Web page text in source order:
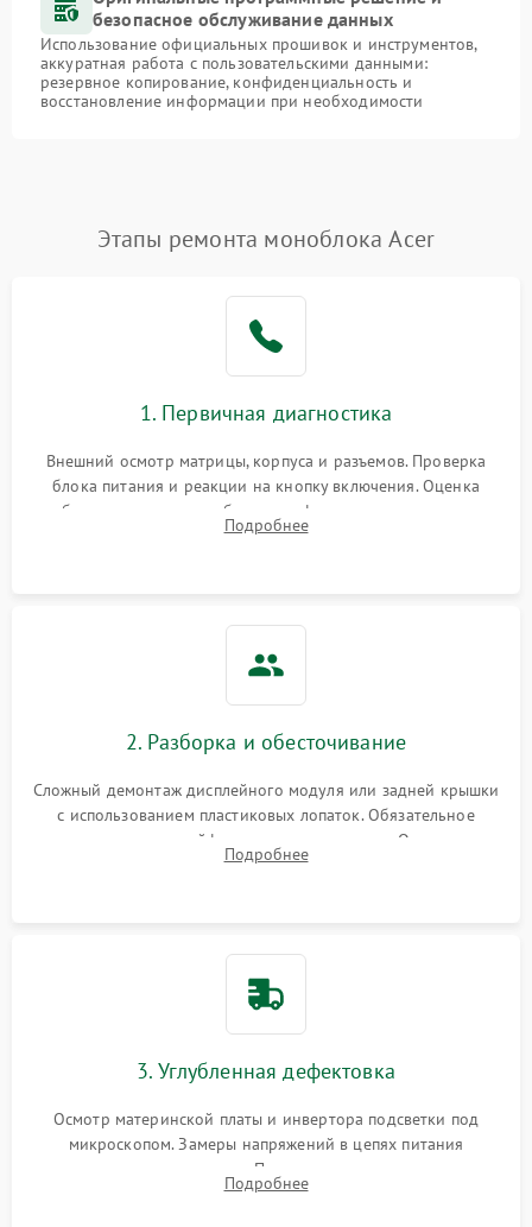
безопасное обслуживание данных
Использование официальных прошивок и инструментов,
аккуратная работа с пользовательскими данными:
резервное копирование, конфиденциальность и
восстановление информации при необходимости
Этапы ремонта моноблока Acer
1. Первичная диагностика
Внешний осмотр матрицы, корпуса и разъемов. Проверка
блока питания и реакции на кнопку включения. Оценка
изображения, звука и работы периферии для сужения круга
возможных неисправностей перед вскрытием.
Подробнее
2. Разборка и обесточивание
Сложный демонтаж дисплейного модуля или задней крышки
с использованием пластиковых лопаток. Обязательное
отключение шлейфов матрицы и питания. Очистка
массивной системы охлаждения от скопившейся пыли.
Подробнее
3. Углубленная дефектовка
Осмотр материнской платы и инвертора подсветки под
микроскопом. Замеры напряжений в цепях питания
процессора и видеокарты. Проверка состояния жесткого
диска и оперативной памяти с помощью POST-карт и
Подробнее